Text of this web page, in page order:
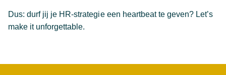
Dus: durf jij je HR-strategie een heartbeat te geven? Let’s
make it unforgettable.